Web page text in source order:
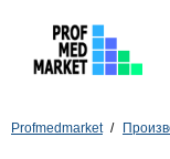
Profmedmarket